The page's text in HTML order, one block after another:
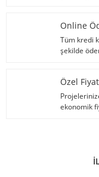
Online
Tüm kredi
şekilde
Özel
ekonomik